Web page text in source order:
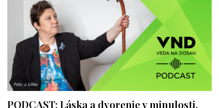
PODCAST: Láska a dvorenie v minulosti.